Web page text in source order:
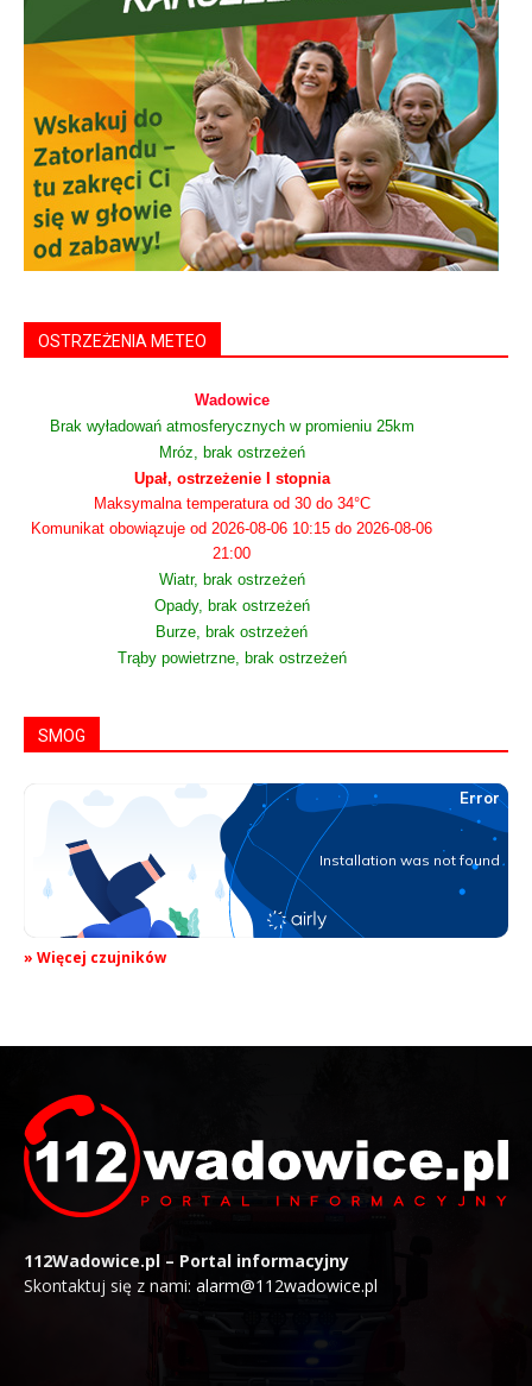
OSTRZEŻENIA METEO
Wadowice
Brak wyładowań atmosferycznych w promieniu 25km
Mróz, brak ostrzeżeń
Upał, ostrzeżenie I stopnia
Maksymalna temperatura od 30 do 34°C
Komunikat obowiązuje od 2026-08-06 10:15 do 2026-08-06
21:00
Wiatr, brak ostrzeżeń
Opady, brak ostrzeżeń
Burze, brak ostrzeżeń
Trąby powietrzne, brak ostrzeżeń
SMOG
» Więcej czujników
112Wadowice.pl – Portal informacyjny
Skontaktuj się z nami: alarm@112wadowice.pl